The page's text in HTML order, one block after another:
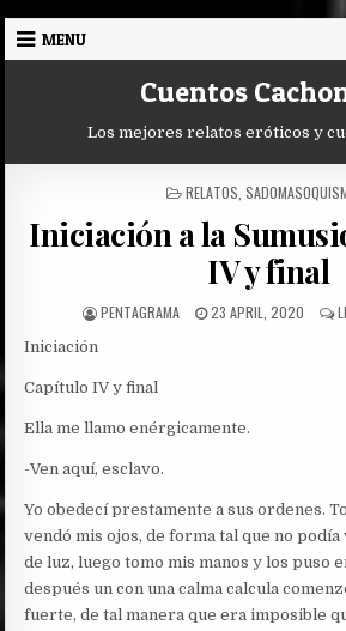
Skip
MENU
Cuentos
Los mejores relatos eróticos y
POSTED
RELATOS
Iniciación a la
IV y final
AUTHOR:
PENTAGRAMA
PUBLISHED
23 APRIL, 2020
Iniciación
Capítulo IV y final
Ella me llamo enérgicamente.
-Ven aquí, esclavo.
Yo obedecí prestamente a sus ordenes.
vendó mis ojos, de forma tal que no
de luz, luego tomo mis manos y los puso
después un con una calma calcula
fuerte, de tal manera que era imposible